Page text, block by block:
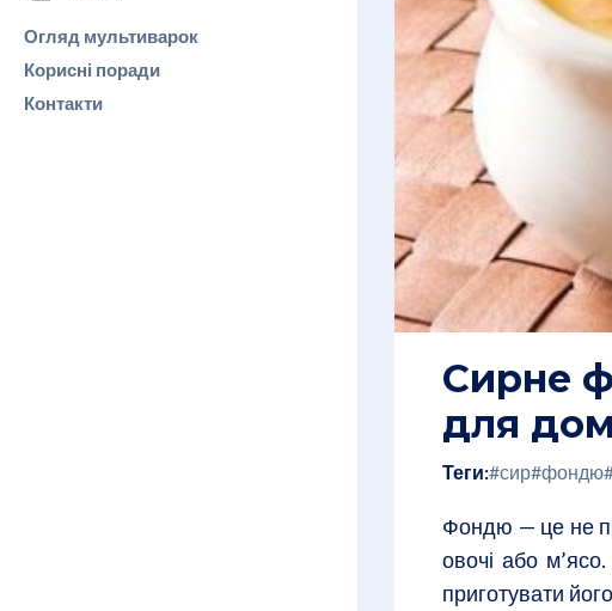
Огляд мультиварок
Корисні поради
Контакти
Сирне
для
Теги:#сир#фондю
Фондю — це не
овочі або
приготувати